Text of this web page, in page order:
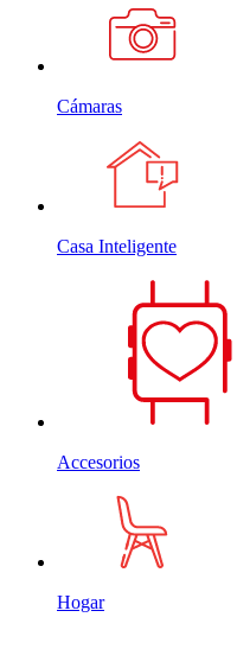
Cámaras
Casa Inteligente
Accesorios
Hogar